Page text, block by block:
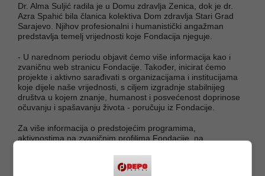
Dr. Alma Suljić radila je u Domu zdravlja Zenica, dok je dr.
Azra Spahić bila članica kolektiva Dom zdravlja Stari Grad
Sarajevo. Njihov profesionalni i humanistički angažman
predstavlja temelj vrijednosti koje Fondacija njeguje.
- U narednom periodu objavit ćemo više informacija kao i
zvaničnu web stranicu Fondacije. Također, inicirat ćemo
projekte i aktivno sarađivati s organizacijama i institucijama
koje dijele naše vrijednosti, s ciljem izgradnje stabilnijeg
društva u kojem znanje, humanost i posvećenost doprinose
očuvanju i spašavanju života - poručuju iz Fondacije.
Za više informacija o predstojećim programima,
aktivnostima na zvaničnim profilima Fondacije, na
mogu se obratiti putem e-maila:info@fondacijazraialma.ba